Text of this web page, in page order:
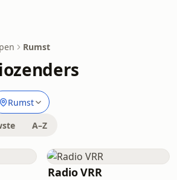
Rumst
Rumst
A–Z
Radio VRR